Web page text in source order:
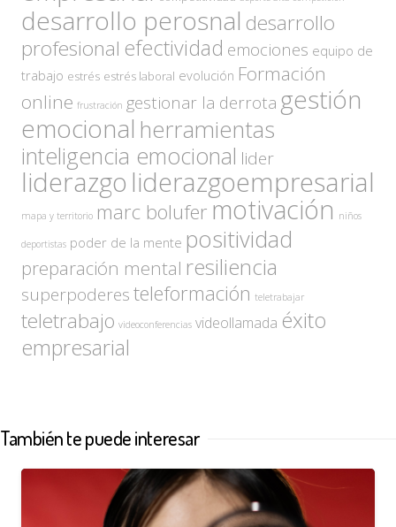
desarrollo perosnal desarrollo
profesional efectividad emociones equipo de
trabajo estrés estrés laboral evolución Formación
online frustración gestionar la derrota gestión
emocional herramientas
inteligencia emocional lider
liderazgo liderazgoempresarial
mapa y territorio marc bolufermotivación niños
deportistas poder de la mente positividad
preparación mental resiliencia
superpoderesteleformación teletrabajar
teletrabajo videoconferencias videollamada éxito
empresarial
También te puede interesar